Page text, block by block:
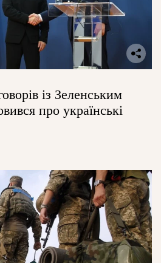
із Зеленським
про українські